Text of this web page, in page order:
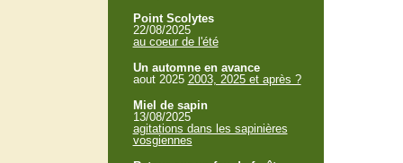
Point Scolytes
22/08/2025
au coeur de l'été
Un automne en avance
aout 2025 2003, 2025 et après ?
Miel de sapin
13/08/2025
agitations dans les sapinières
vosgiennes